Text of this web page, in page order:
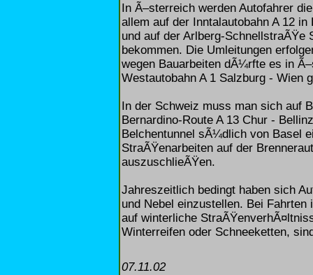
In Ã–sterreich werden Autofahrer
allem auf der Inntalautobahn A 12
und auf der Arlberg-
bekommen. Die Umleitungen
wegen Bauarbeiten dÃ¼rfte es in
Westautobahn A 1 Salzburg - Wien
In der Schweiz muss man sich auf
Bernardino-Route A 13 Chur -
Belchentunnel sÃ¼dlich von Basel
StraÃŸenarbeiten auf der
auszuschlieÃŸen.
Jahreszeitlich bedingt haben sich
und Nebel einzustellen. Bei Fahrten
auf winterliche
Winterreifen oder Schneeketten,
07.11.02